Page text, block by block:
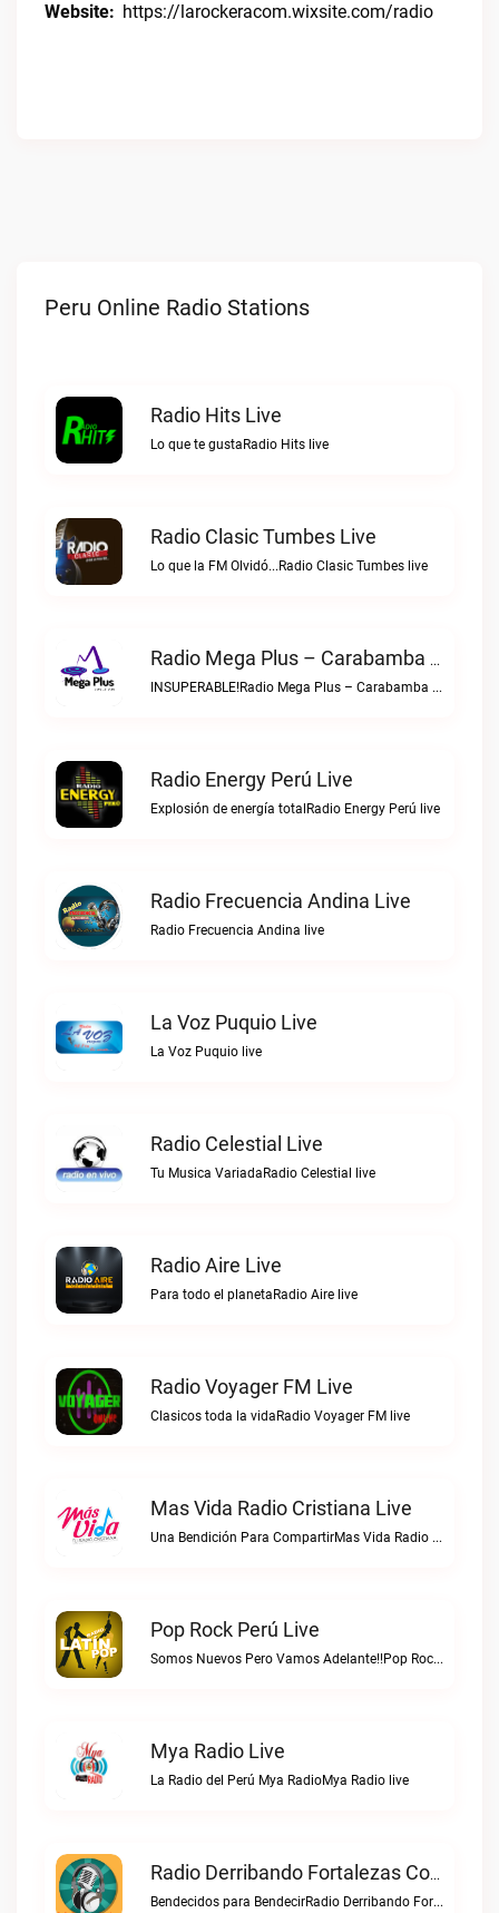
Website: https://larockeracom.wixsite.com/radio
Peru Online Radio Stations
Radio Hits Live
Lo que te gustaRadio Hits live
Radio Clasic Tumbes Live
Lo que la FM Olvidó...Radio Clasic Tumbes live
Radio Mega Plus – Carabamba Live
INSUPERABLE!Radio Mega Plus – Carabamba live
Radio Energy Perú Live
Explosión de energía totalRadio Energy Perú live
Radio Frecuencia Andina Live
Radio Frecuencia Andina live
La Voz Puquio Live
La Voz Puquio live
Radio Celestial Live
Tu Musica VariadaRadio Celestial live
Radio Aire Live
Para todo el planetaRadio Aire live
Radio Voyager FM Live
Clasicos toda la vidaRadio Voyager FM live
Mas Vida Radio Cristiana Live
Una Bendición Para CompartirMas Vida Radio Cristiana live
Pop Rock Perú Live
Somos Nuevos Pero Vamos Adelante!!Pop Rock Perú live
Mya Radio Live
La Radio del Perú Mya RadioMya Radio live
Radio Derribando Fortalezas Con Cristo Live
Bendecidos para BendecirRadio Derribando Fortalezas con Cristo live